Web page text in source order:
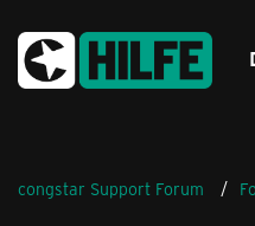
congstar Support Forum